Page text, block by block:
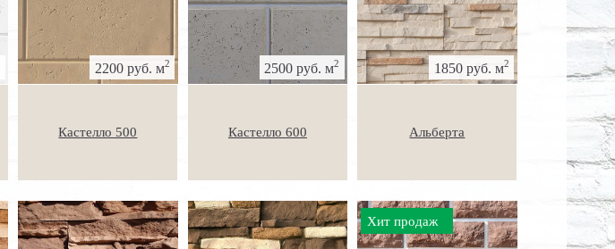
2200 руб. м2
Кастелло 500
2500 руб. м2
Кастелло 600
1850 руб. м2
Альберта
Хит продаж